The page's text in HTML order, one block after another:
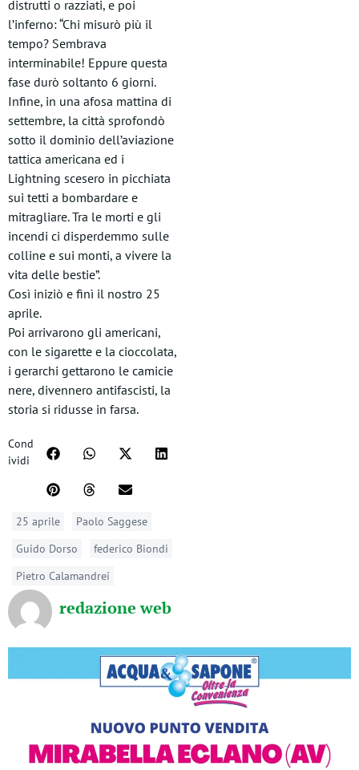
distrutti o razziati, e poi
l’inferno: “Chi misurò più il
tempo? Sembrava
interminabile! Eppure questa
fase durò soltanto 6 giorni.
Infine, in una afosa mattina di
settembre, la città sprofondò
sotto il dominio dell’aviazione
tattica americana ed i
Lightning scesero in picchiata
sui tetti a bombardare e
mitragliare. Tra le morti e gli
incendi ci disperdemmo sulle
colline e sui monti, a vivere la
vita delle bestie”.
Così iniziò e finì il nostro 25
aprile.
Poi arrivarono gli americani,
con le sigarette e la cioccolata,
i gerarchi gettarono le camicie
nere, divennero antifascisti, la
storia si ridusse in farsa.
Cond
ividi
25 aprile
Paolo Saggese
Guido Dorso
federico Biondi
Pietro Calamandrei
redazione web